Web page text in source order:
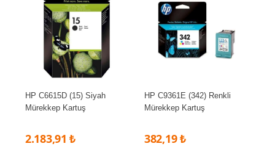
HP C6615D (15) Siyah
Mürekkep Kartuş
2.183,91 ₺
HP C9361E (342) Renkli
Mürekkep Kartuş
382,19 ₺